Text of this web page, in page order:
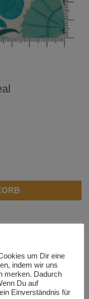
um Dir eine
indem wir uns
merken. Dadurch
Du auf
Einverständnis für